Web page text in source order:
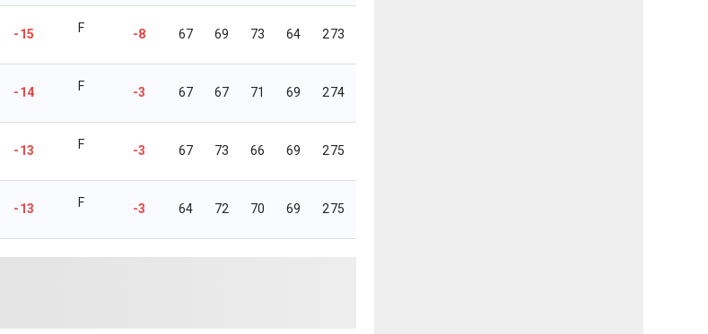
-15 F -8 67 69 73 64 273
-14 F -3 67 67 71 69 274
-13 F -3 67 73 66 69 275
-13 F -3 64 72 70 69 275